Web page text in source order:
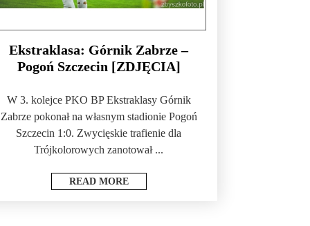
Ekstraklasa: Górnik Zabrze –
Pogoń Szczecin [ZDJĘCIA]
W 3. kolejce PKO BP Ekstraklasy Górnik
Zabrze pokonał na własnym stadionie Pogoń
Szczecin 1:0. Zwycięskie trafienie dla
Trójkolorowych zanotował ...
READ MORE